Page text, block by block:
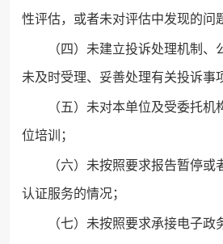
性评估，或者未对评估中发现的问
（四）未建立投诉处理机制
未及时受理、妥善处理有关投诉事
（五）未对本单位及受委托机
位培训；
（六）未按照要求报告暂停
认证服务的情况；
（七）未按照要求承接电子政